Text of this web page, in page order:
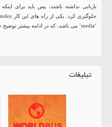
بازتابی نداشته باشند، پس باید برای
‘media’ می باشد، که در ادامه بیشتر توضیح خواهم داد.
تبلیغات